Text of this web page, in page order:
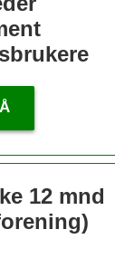
12 mnd